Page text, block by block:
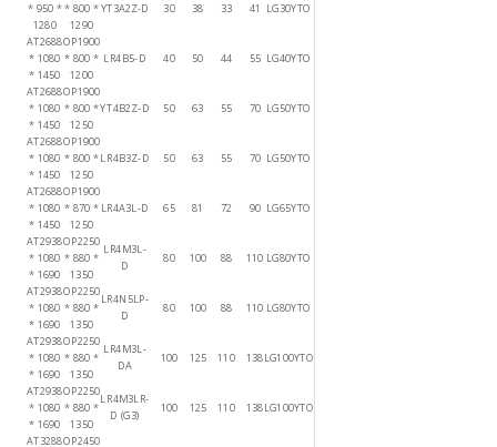
LG30YTO
41
33
38
30
YT3A2Z-D
* 800 *
1290
* 950 *
1280
LG40YTO
55
44
50
40
LR4B5-D
OP1900
* 800 *
1200
AT2688
* 1080
* 1450
LG50YTO
70
55
63
50
YT4B2Z-D
OP1900
* 800 *
1250
AT2688
* 1080
* 1450
LG50YTO
70
55
63
50
LR4B3Z-D
OP1900
* 800 *
1250
AT2688
* 1080
* 1450
LG65YTO
90
72
81
65
LR4A3L-D
OP1900
* 870 *
1250
AT2688
* 1080
* 1450
LG80YTO
110
88
100
80
LR4M3L-
D
OP2250
* 880 *
1350
AT2938
* 1080
* 1690
LG80YTO
110
88
100
80
LR4N5LP-
D
OP2250
* 880 *
1350
AT2938
* 1080
* 1690
LG100YTO
138
110
125
100
LR4M3L-
DA
OP2250
* 880 *
1350
AT2938
* 1080
* 1690
LG100YTO
138
110
125
100
LR4M3LR-
D (G3)
OP2250
* 880 *
1350
AT2938
* 1080
* 1690
OP2450
AT3288